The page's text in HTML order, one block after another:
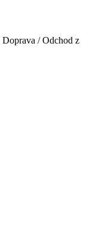
Doprava / Odchod z